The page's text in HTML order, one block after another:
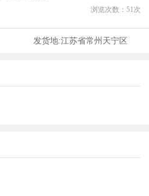
浏览次数： 51次
发货地:江苏省常州天宁区